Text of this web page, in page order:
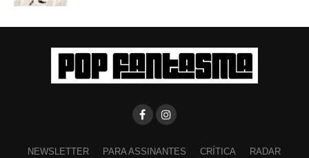
NEWSLETTER PARA ASSINANTES CRÍTICA
RADAR